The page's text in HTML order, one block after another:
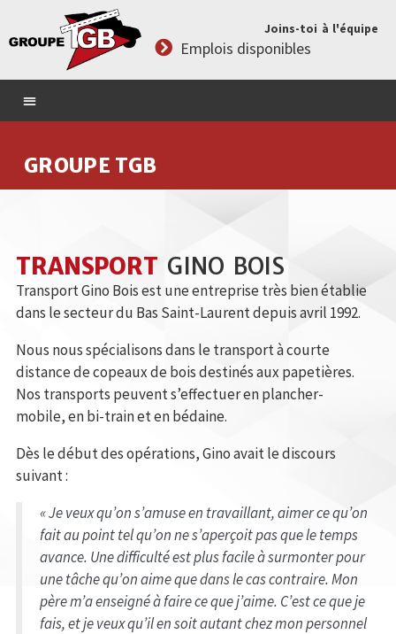
Joins-toi à l'équipe
Emplois disponibles
GROUPE TGB
TRANSPORT GINO BOIS
Transport Gino Bois est une entreprise très bien établie
dans le secteur du Bas Saint-Laurent depuis avril 1992.
Nous nous spécialisons dans le transport à courte
distance de copeaux de bois destinés aux papetières.
Nos transports peuvent s’effectuer en plancher-
mobile, en bi-train et en bédaine.
Dès le début des opérations, Gino avait le discours
suivant :
« Je veux qu’on s’amuse en travaillant, aimer ce qu’on
fait au point tel qu’on ne s’aperçoit pas que le temps
avance. Une difficulté est plus facile à surmonter pour
une tâche qu’on aime que dans le cas contraire. Mon
père m’a enseigné à faire ce que j’aime. C’est ce que je
fais, et je veux qu’il en soit autant chez mon personnel